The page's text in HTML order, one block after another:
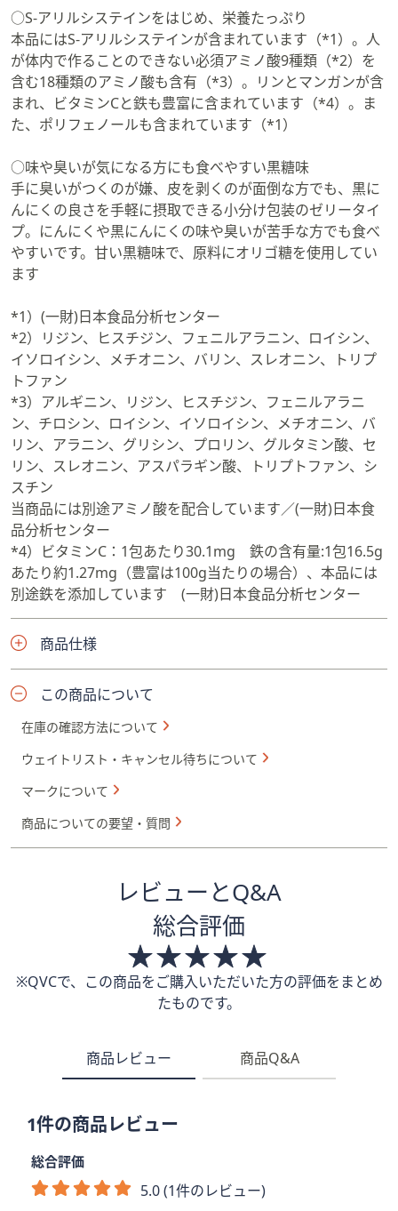
○S-アリルシステインをはじめ、栄養たっぷり
本品にはS-アリルシステインが含まれています（*1）。人
が体内で作ることのできない必須アミノ酸9種類（*2）を
含む18種類のアミノ酸も含有（*3）。リンとマンガンが含
まれ、ビタミンCと鉄も豊富に含まれています（*4）。ま
た、ポリフェノールも含まれています（*1）
○味や臭いが気になる方にも食べやすい黒糖味
手に臭いがつくのが嫌、皮を剥くのが面倒な方でも、黒に
んにくの良さを手軽に摂取できる小分け包装のゼリータイ
プ。にんにくや黒にんにくの味や臭いが苦手な方でも食べ
やすいです。甘い黒糖味で、原料にオリゴ糖を使用してい
ます
*1）(一財)日本食品分析センター
*2）リジン、ヒスチジン、フェニルアラニン、ロイシン、
イソロイシン、メチオニン、バリン、スレオニン、トリプ
トファン
*3）アルギニン、リジン、ヒスチジン、フェニルアラニ
ン、チロシン、ロイシン、イソロイシン、メチオニン、バ
リン、アラニン、グリシン、プロリン、グルタミン酸、セ
リン、スレオニン、アスパラギン酸、トリプトファン、シ
スチン
当商品には別途アミノ酸を配合しています／(一財)日本食
品分析センター
*4）ビタミンC：1包あたり30.1mg 鉄の含有量:1包16.5g
あたり約1.27mg（豊富は100g当たりの場合）、本品には
別途鉄を添加しています (一財)日本食品分析センター
商品仕様
この商品について
在庫の確認方法について
ウェイトリスト・キャンセル待ちについて
マークについて
商品についての要望・質問
レビューとQ&A
総合評価
※QVCで、この商品をご購入いただいた方の評価をまとめ
たものです。
商品レビュー 商品Q&A
1件の商品レビュー
総合評価
5.0 (1件のレビュー)